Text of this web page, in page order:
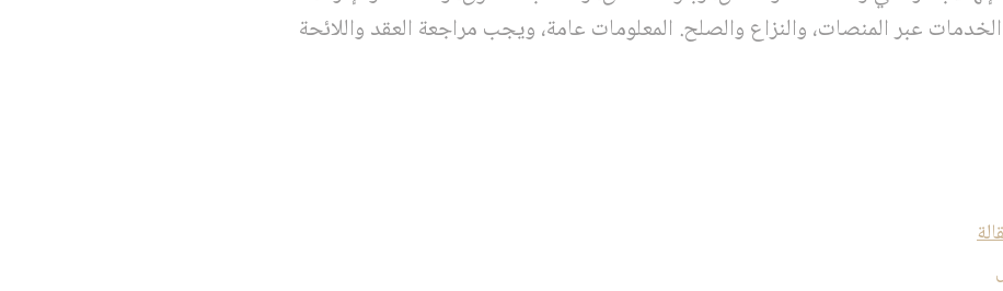
عبر المنصات، والنزاع والصلح. المعلومات عامة، ويجب مراجعة العقد واللائحة